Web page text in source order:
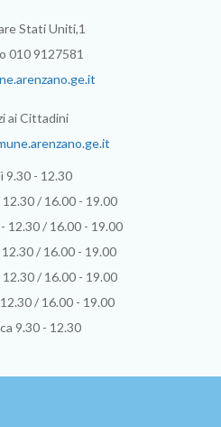
Stati Uniti,1
010 9127581
ai Cittadini
9.30 - 12.30
/ 16.00 - 19.00
12.30 / 16.00 - 19.00
/ 16.00 - 19.00
/ 16.00 - 19.00
/ 16.00 - 19.00
9.30 - 12.30